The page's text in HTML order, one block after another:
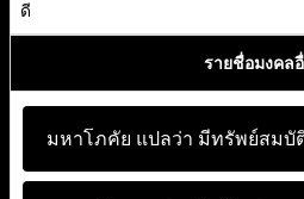
ดี
รายชื่อมงคล
มหาโภคัย แปลว่า มีทรัพย์สมบั